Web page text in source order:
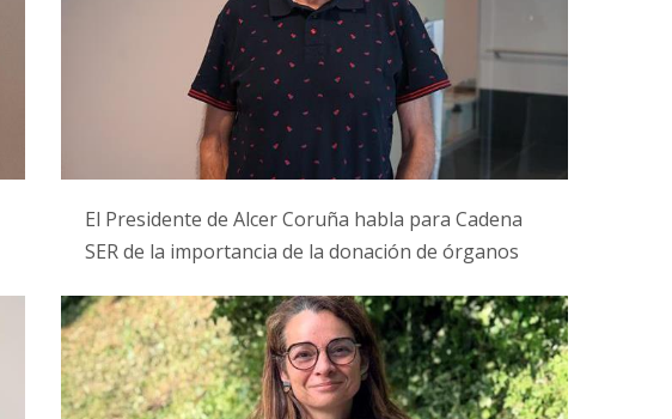
El Presidente de Alcer Coruña habla para Cadena
SER de la importancia de la donación de órganos